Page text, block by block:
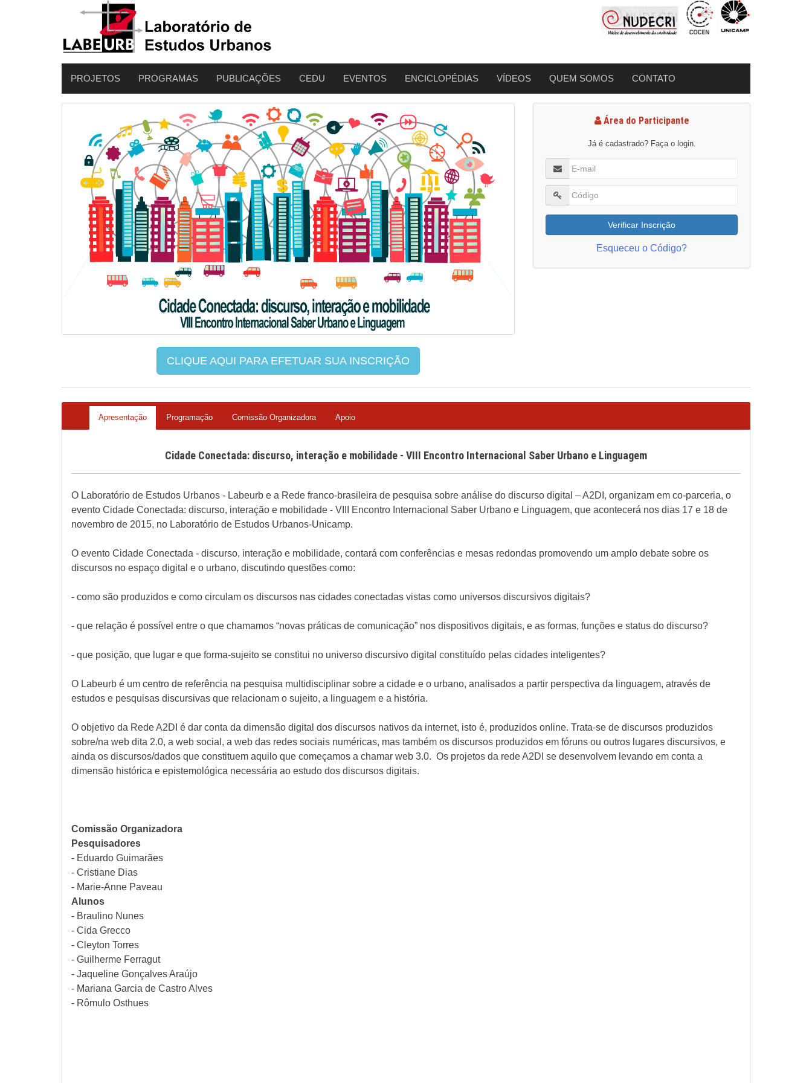
PROJETOS PROGRAMAS PUBLICAÇÕES CEDU EVENTOS ENCICLOPÉDIAS VÍDEOS QUEM SOMOS CONTATO
CLIQUE AQUI PARA EFETUAR SUA INSCRIÇÃO
Área do Participante
Já é cadastrado? Faça o login.
Verificar Inscrição
Esqueceu o Código?
Apresentação Programação Comissão Organizadora Apoio
Cidade Conectada: discurso, interação e mobilidade - VIII Encontro Internacional Saber Urbano e Linguagem
O Laboratório de Estudos Urbanos - Labeurb e a Rede franco-brasileira de pesquisa sobre análise do discurso digital – A2DI, organizam em co-parceria, o
evento Cidade Conectada: discurso, interação e mobilidade - VIII Encontro Internacional Saber Urbano e Linguagem, que acontecerá nos dias 17 e 18 de
novembro de 2015, no Laboratório de Estudos Urbanos-Unicamp.
O evento Cidade Conectada - discurso, interação e mobilidade, contará com conferências e mesas redondas promovendo um amplo debate sobre os
discursos no espaço digital e o urbano, discutindo questões como:
- como são produzidos e como circulam os discursos nas cidades conectadas vistas como universos discursivos digitais?
- que relação é possível entre o que chamamos “novas práticas de comunicação” nos dispositivos digitais, e as formas, funções e status do discurso?
- que posição, que lugar e que forma-sujeito se constitui no universo discursivo digital constituído pelas cidades inteligentes?
O Labeurb é um centro de referência na pesquisa multidisciplinar sobre a cidade e o urbano, analisados a partir perspectiva da linguagem, através de
estudos e pesquisas discursivas que relacionam o sujeito, a linguagem e a história.
O objetivo da Rede A2DI é dar conta da dimensão digital dos discursos nativos da internet, isto é, produzidos online. Trata-se de discursos produzidos
sobre/na web dita 2.0, a web social, a web das redes sociais numéricas, mas também os discursos produzidos em fóruns ou outros lugares discursivos, e
ainda os discursos/dados que constituem aquilo que começamos a chamar web 3.0. Os projetos da rede A2DI se desenvolvem levando em conta a
dimensão histórica e epistemológica necessária ao estudo dos discursos digitais.
Comissão Organizadora
Pesquisadores
- Eduardo Guimarães
- Cristiane Dias
- Marie-Anne Paveau
Alunos
- Braulino Nunes
- Cida Grecco
- Cleyton Torres
- Guilherme Ferragut
- Jaqueline Gonçalves Araújo
- Mariana Garcia de Castro Alves
- Rômulo Osthues